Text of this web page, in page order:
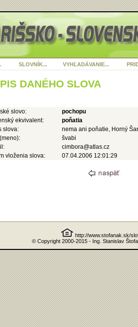
SLOVNÍK... VYHĽADÁVANIE...
DANÉHO SLOVA
slovo:
pochopu
ekvivalent:
poňatia
slova:
nema ani poňatie, Horný
švabi
cimbora@atlas.cz
vloženia slova:
07.04.2006 12:01:29
http://www.stofanak.sk/
© Copyright 2000-2015 - Ing. Stanislav